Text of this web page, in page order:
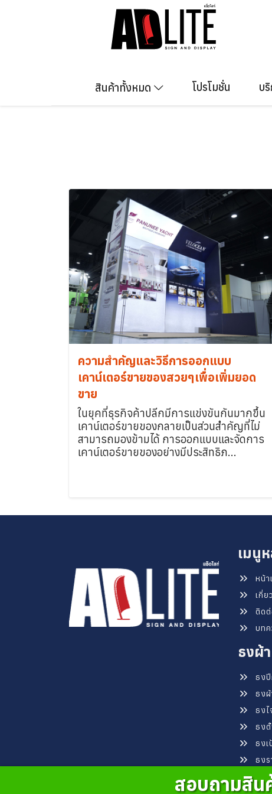
สินค้าทั้งหมด โปรโมชั่น บ
ความสำคัญและวิธีการออกแบบ
เคาน์เตอร์ขายของสวยๆเพื่อเพิ่มยอด
ขาย
ในยุคที่ธุรกิจค้าปลีกมีการแข่งขันกันมากขึ้น
เคาน์เตอร์ขายของกลายเป็นส่วนสำคัญที่ไม่
สามารถมองข้ามได้ การออกแบบและจัดการ
เคาน์เตอร์ขายของอย่างมีประสิทธิภ...
เมนู
หน้า
เกี่ย
ติดต่
บทค
ธงผ้า
ธง
ธง
ธง
ธงตั้
ธงเ
ธงร
สอบถามสิน